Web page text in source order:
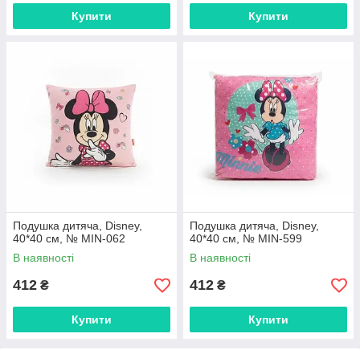
Купити Купити
Подушка дитяча, Disney,
40*40 см, № MIN-062
В наявності
412 ₴
Купити
Подушка дитяча, Disney,
40*40 см, № MIN-599
В наявності
412 ₴
Купити